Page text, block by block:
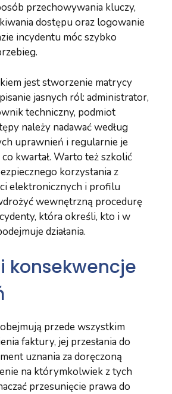
przechowywania kluczy,
dostępu oraz logowanie
incydentu móc szybko
jest stworzenie matrycy
jasnych ról: administrator,
techniczny, podmiot
należy nadawać według
uprawnień i regularnie je
kwartał. Warto też szkolić
korzystania z
elektronicznych i profilu
wewnętrzną procedurę
która określi, kto i w
działania.
konsekwencje
przede wszystkim
faktury, jej przesłania do
uznania za doręczoną
na którymkolwiek z tych
przesunięcie prawa do